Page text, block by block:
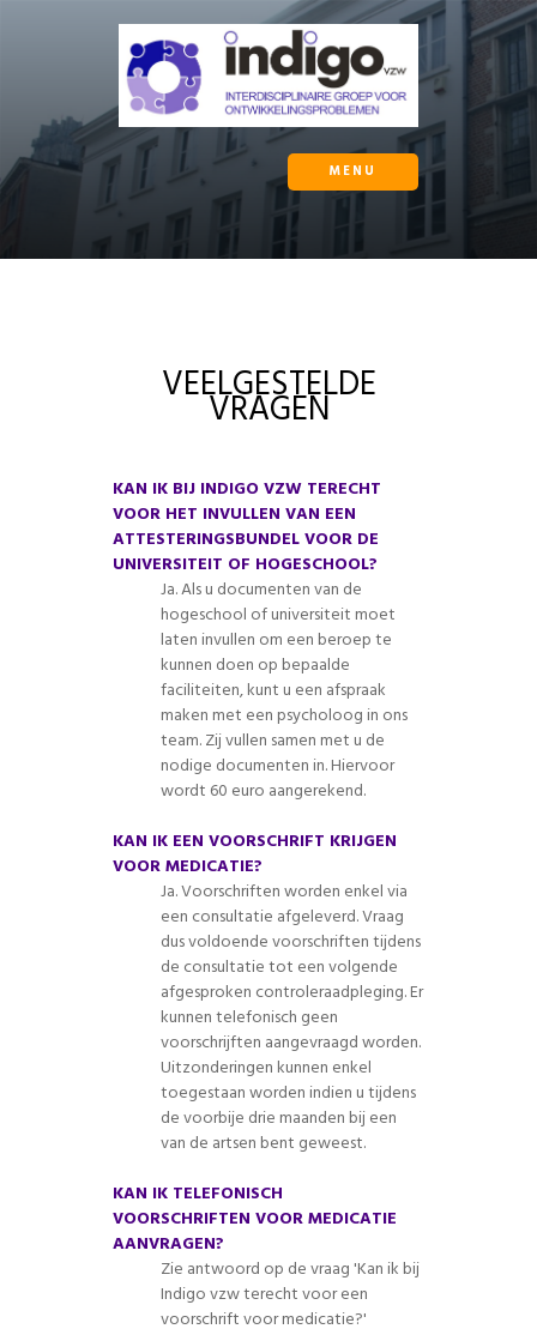
MENU
VEELGESTELDE
VRAGEN
KAN IK BIJ INDIGO VZW TERECHT
VOOR HET INVULLEN VAN EEN
ATTESTERINGSBUNDEL VOOR DE
UNIVERSITEIT OF HOGESCHOOL?
Ja. Als u documenten van de
hogeschool of universiteit moet
laten invullen om een beroep te
kunnen doen op bepaalde
faciliteiten, kunt u een afspraak
maken met een psycholoog in ons
team. Zij vullen samen met u de
nodige documenten in. Hiervoor
wordt 60 euro aangerekend.
KAN IK EEN VOORSCHRIFT KRIJGEN
VOOR MEDICATIE?
Ja. Voorschriften worden enkel via
een consultatie afgeleverd. Vraag
dus voldoende voorschriften tijdens
de consultatie tot een volgende
afgesproken controleraadpleging. Er
kunnen telefonisch geen
voorschrijften aangevraagd worden.
Uitzonderingen kunnen enkel
toegestaan worden indien u tijdens
de voorbije drie maanden bij een
van de artsen bent geweest.
KAN IK TELEFONISCH
VOORSCHRIFTEN VOOR MEDICATIE
AANVRAGEN?
Zie antwoord op de vraag 'Kan ik bij
Indigo vzw terecht voor een
voorschrift voor medicatie?'